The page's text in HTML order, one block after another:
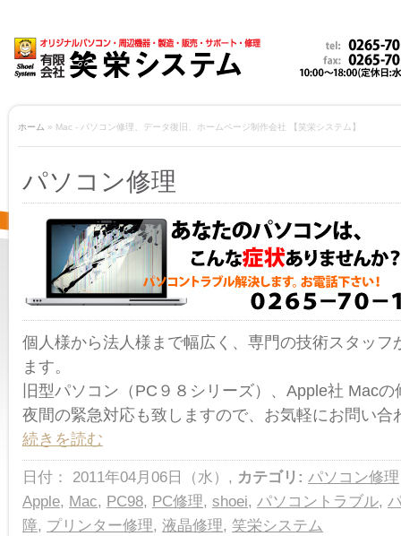
ホーム » Mac - パソコン修理、データ復旧、ホームページ制作会社 【笑栄システム】
パソコン修理
個人様から法人様まで幅広く、専門の技術スタッフ
ます。
旧型パソコン（PC９８シリーズ）、Apple社 Mac
夜間の緊急対応も致しますので、お気軽にお問い合
続きを読む
日付： 2011年04月06日（水）, カテゴリ: パソコン修理
Apple, Mac, PC98, PC修理, shoei, パソコントラブル,
障, プリンター修理, 液晶修理, 笑栄システム